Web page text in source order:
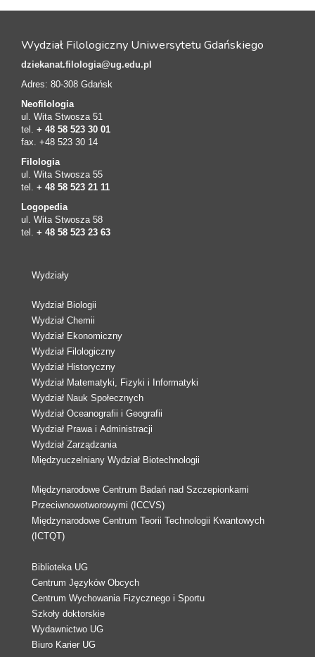
Wydział Filologiczny Uniwersytetu Gdańskiego
dziekanat.filologia@ug.edu.pl
Adres: 80-308 Gdańsk
Neofilologia
ul. Wita Stwosza 51
tel. + 48 58 523 30 01
fax. +48 523 30 14
Filologia
ul. Wita Stwosza 55
tel. + 48 58 523 21 11
Logopedia
ul. Wita Stwosza 58
tel. + 48 58 523 23 63
Wydziały
Wydział Biologii
Wydział Chemii
Wydział Ekonomiczny
Wydział Filologiczny
Wydział Historyczny
Wydział Matematyki, Fizyki i Informatyki
Wydział Nauk Społecznych
Wydział Oceanografii i Geografii
Wydział Prawa i Administracji
Wydział Zarządzania
Międzyuczelniany Wydział Biotechnologii
Międzynarodowe Centrum Badań nad Szczepionkami
Przeciwnowotworowymi (ICCVS)
Międzynarodowe Centrum Teorii Technologii Kwantowych
(ICTQT)
Biblioteka UG
Centrum Języków Obcych
Centrum Wychowania Fizycznego i Sportu
Szkoły doktorskie
Wydawnictwo UG
Biuro Karier UG